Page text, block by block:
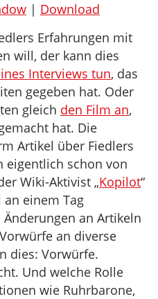
| Download
Erfahrungen mit
will, der kann dies
Interviews tun, das
gegeben hat. Oder
gleich den Film an,
hat. Die
Artikel über Fiedlers
eigentlich schon von
Wiki-Aktivist „Kopilot“
einem Tag
an Artikeln
an diverse
dies: Vorwürfe.
Und welche Rolle
wie Ruhrbarone,